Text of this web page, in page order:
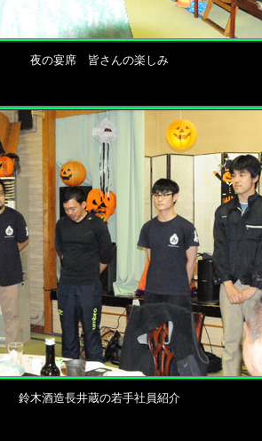
夜の宴席 皆さんの楽しみ
鈴木酒造長井蔵の若手社員紹介